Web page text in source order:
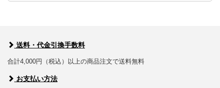
送料・代金引換手数料
合計4,000円（税込）以上の商品注文で送料無料
お支払い方法